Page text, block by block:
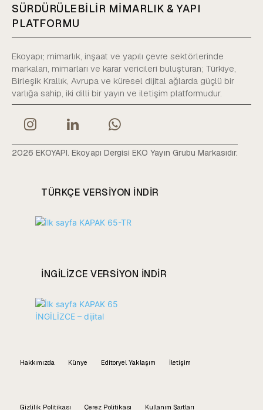
SÜRDÜRÜLEBİLİR MİMARLIK & YAPI
PLATFORMU
Ekoyapı; mimarlık, inşaat ve yapılı çevre sektörlerinde
markaları, mimarları ve karar vericileri buluşturan; Türkiye,
Birleşik Krallık, Avrupa ve küresel dijital ağlarda güçlü bir
varlığa sahip, iki dilli bir yayın ve iletişim platformudur.
2026 EKOYAPI. Ekoyapı Dergisi EKO Yayın Grubu Markasıdır.
TÜRKÇE VERSIYON INDIR
INGILIZCE VERSIYON INDIR
Hakkımızda Künye Editoryel Yaklaşım İletişim
Gizlilik Politikası Çerez Politikası Kullanım Şartları